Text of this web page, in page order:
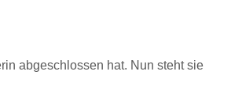
abgeschlossen hat. Nun steht sie